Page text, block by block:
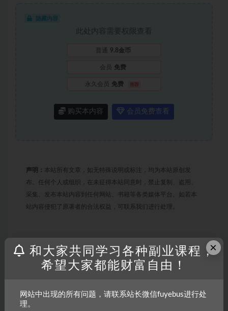
隐藏内容
此处内容需要权限查看
普通 9.8金币
会员 免费
永久会员 免费 推荐
购买本内容 会员免费查看
声明： 本站所有文章，如无特殊说明或标注，均为本站原创发
布。任何个人或组织，在未征得本站同意时，禁止复制、盗用、
采集、发布本站内容到任何网站、书籍等各类媒体平台。如若本
站内容侵犯了原著者的合法权益，可联系我们进行处理。
打赏 收藏 海报 链接
上一篇
2024祈福类文殊菩萨无人直播挂机项目拆解，日入
×
和大家共同学习各种副业课程，
希望大家都能财富自由！
网站中出现的所有问题，请联系站长微信fuyebus进行处
理。